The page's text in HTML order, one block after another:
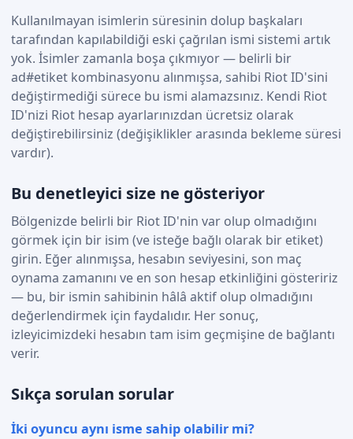
Kullanılmayan isimlerin süresinin dolup başkaları
tarafından kapılabildiği eski çağrılan ismi sistemi artık
yok. İsimler zamanla boşa çıkmıyor — belirli bir
ad#etiket kombinasyonu alınmışsa, sahibi Riot ID'sini
değiştirmediği sürece bu ismi alamazsınız. Kendi Riot
ID'nizi Riot hesap ayarlarınızdan ücretsiz olarak
değiştirebilirsiniz (değişiklikler arasında bekleme süresi
vardır).
Bu denetleyici size ne gösteriyor
Bölgenizde belirli bir Riot ID'nin var olup olmadığını
görmek için bir isim (ve isteğe bağlı olarak bir etiket)
girin. Eğer alınmışsa, hesabın seviyesini, son maç
oynama zamanını ve en son hesap etkinliğini gösteririz
— bu, bir ismin sahibinin hâlâ aktif olup olmadığını
değerlendirmek için faydalıdır. Her sonuç,
izleyicimizdeki hesabın tam isim geçmişine de bağlantı
verir.
Sıkça sorulan sorular
İki oyuncu aynı isme sahip olabilir mi?